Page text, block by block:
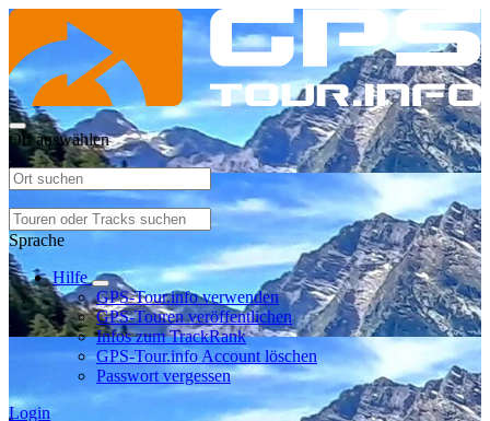
Ort auswählen
Sprache
Hilfe
GPS-Tour.info verwenden
GPS-Touren veröffentlichen
Infos zum TrackRank
GPS-Tour.info Account löschen
Passwort vergessen
Login